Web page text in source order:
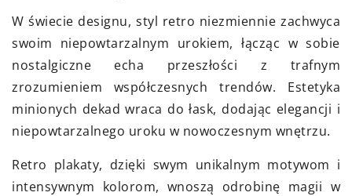
W świecie designu, styl retro niezmiennie zachwyca
swoim niepowtarzalnym urokiem, łącząc w sobie
nostalgiczne echa przeszłości z trafnym
zrozumieniem współczesnych trendów. Estetyka
minionych dekad wraca do łask, dodając elegancji i
niepowtarzalnego uroku w nowoczesnym wnętrzu.
Retro plakaty, dzięki swym unikalnym motywom i
intensywnym kolorom, wnoszą odrobinę magii w